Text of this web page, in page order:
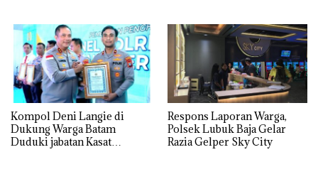
Kompol Deni Langie di
Dukung Warga Batam
Duduki jabatan Kasat
Respons Laporan Warga,
Polsek Lubuk Baja Gelar
Razia Gelper Sky City